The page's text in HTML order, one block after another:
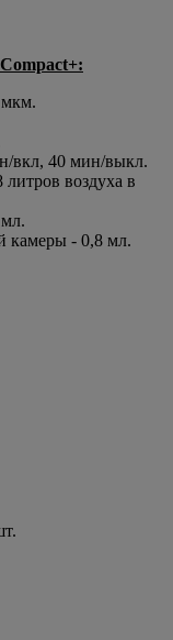
вкл, 40 мин/выкл.
воздуха в
камеры - 0,8 мл.